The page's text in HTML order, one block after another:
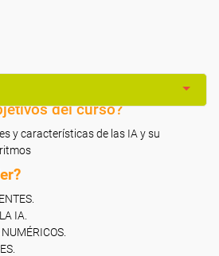
del curso?
y características de las IA y su
IA.